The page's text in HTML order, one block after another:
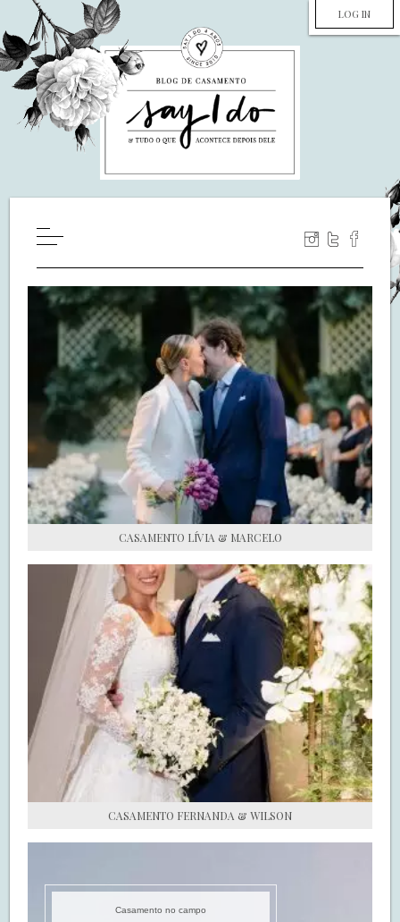
LOG IN
WILL YOU MARRY ME?
LUA DE MEL
COZINHA
DECORAÇÃO
DE NOIVA PRA NOIVA
S.O.S CASADAS
FALE COM O SAY I DO
CASAMENTO LÍVIA & MARCELO
CASAMENTO FERNANDA & WILSON
Casamento no campo